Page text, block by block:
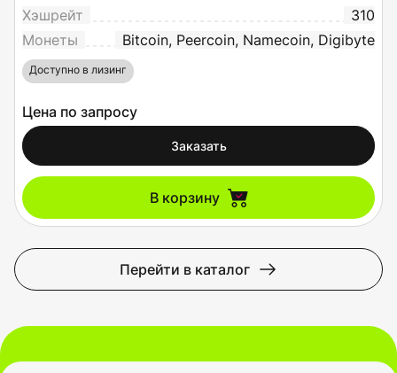
Хэшрейт
310
Монеты
Bitcoin, Peercoin, Namecoin, Digibyte
Доступно в лизинг
Цена по запросу
Заказать
В корзину
Перейти в каталог